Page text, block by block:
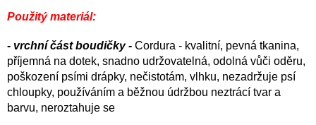
Použitý materiál:
- vrchní část boudičky - Cordura - kvalitní, pevná tkanina,
příjemná na dotek, snadno udržovatelná, odolná vůči oděru,
poškození psími drápky, nečistotám, vlhku, nezadržuje psí
chloupky, používáním a běžnou údržbou neztrácí tvar a
barvu, neroztahuje se